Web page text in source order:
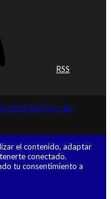
RSS
2025 XenForo Ltd.
el contenido, adaptar
conectado.
tu consentimiento a